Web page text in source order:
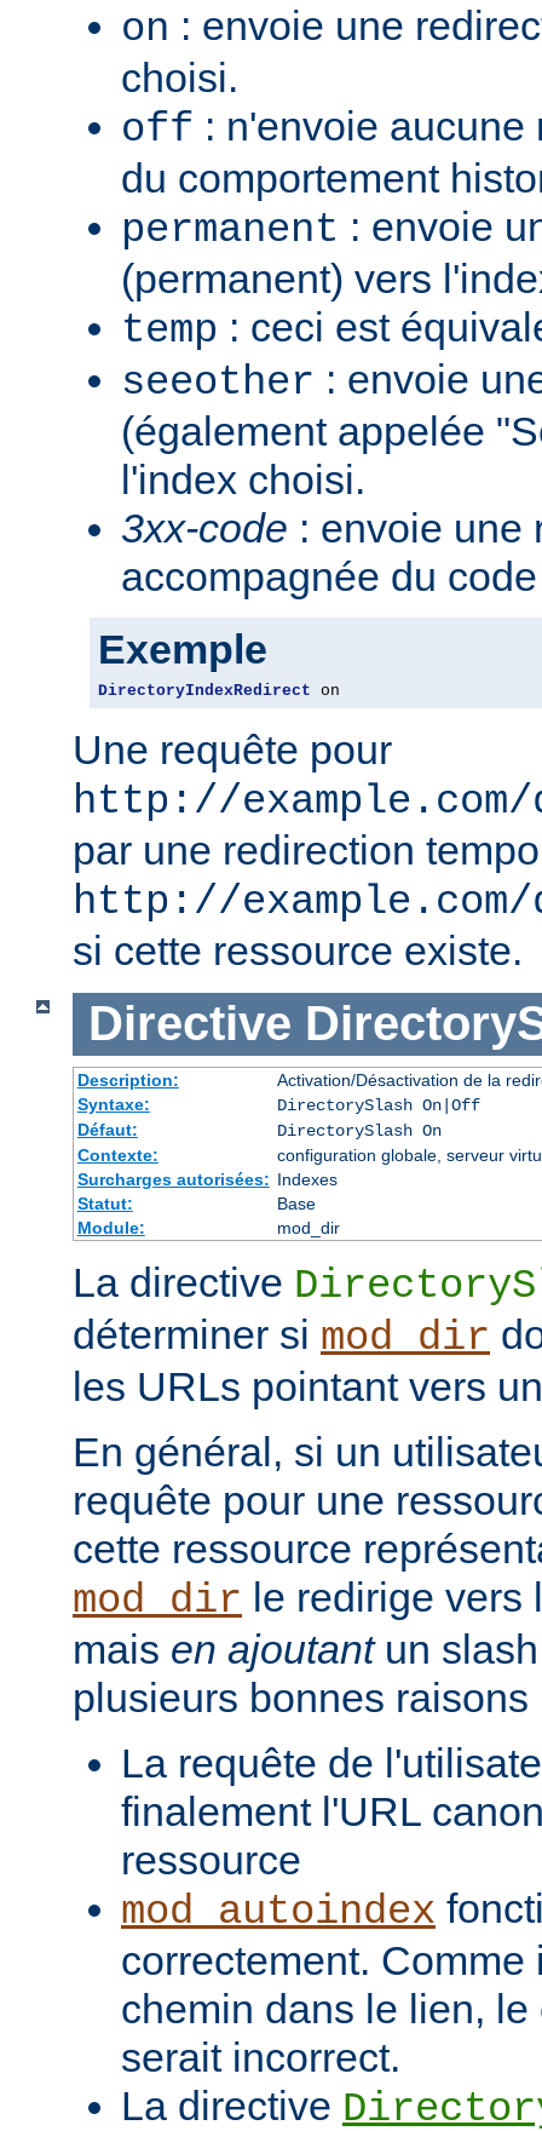
on : envoie une
choisi.
off : n'envoie
du comportement
permanent : envoie
(permanent) vers
temp : ceci est
seeother : envoie
(également appelée
l'index choisi.
3xx-code : envoie une
accompagnée du
Exemple
DirectoryIndexRedirect on
Une requête pour
http://example.com/
par une redirection
http://
si cette ressource existe.
Directive
Description:
Activation/Désactivation de la
Syntaxe:
DirectorySlash On|Off
Défaut:
DirectorySlash On
Contexte:
configuration globale, serveur
Surcharges autorisées: Indexes
Statut:
Base
Module:
mod_dir
La directive
déterminer si mod_dir
les URLs pointant vers
En général, si un
requête pour une
cette ressource
mod_dir le redirige vers
mais en ajoutantun slash
plusieurs bonnes raisons
La requête de
finalement l'URL
ressource
mod_autoindex
correctement.
chemin dans le lien,
serait incorrect.
La directive